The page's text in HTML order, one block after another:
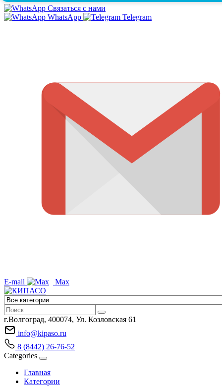
Связаться с нами
WhatsApp
Telegram
E-mail Max
г.Волгоград, 400074, Ул. Козловская 61
info@kipaso.ru
8 (8442) 26-76-52
Categories
Главная
Категории